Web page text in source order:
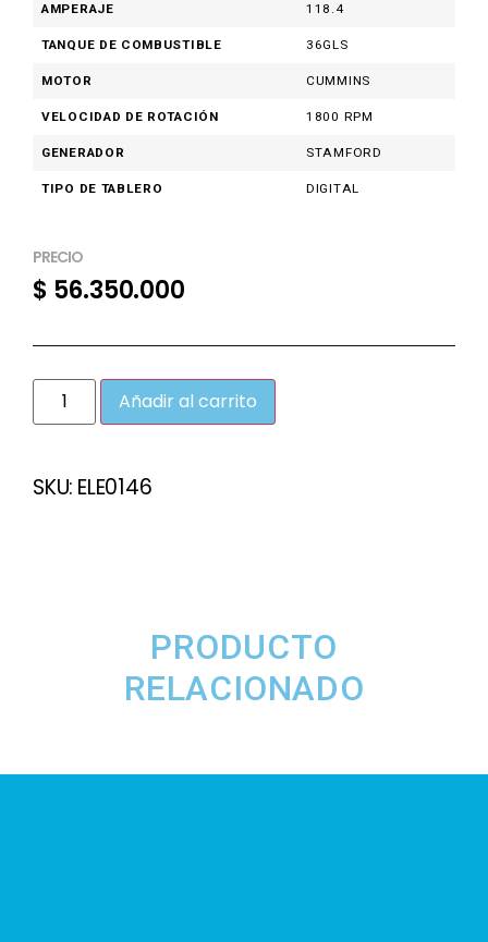
AMPERAJE 118.4
TANQUE DE COMBUSTIBLE 36GLS
MOTOR CUMMINS
VELOCIDAD DE ROTACIÓN 1800 RPM
GENERADOR STAMFORD
TIPO DE TABLERO DIGITAL
PRECIO
$ 56.350.000
Añadir al carrito
SKU: ELE0146
PRODUCTO
RELACIONADO